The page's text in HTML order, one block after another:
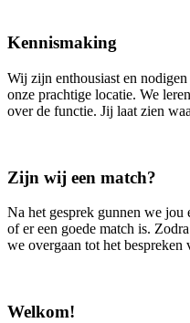
Kennismaking
Wij zijn enthousiast en
onze prachtige locatie. We
over de functie. Jij laat zien
Zijn wij een match?
Na het gesprek gunnen we
of er een goede match is.
we overgaan tot het bespreken
Welkom!